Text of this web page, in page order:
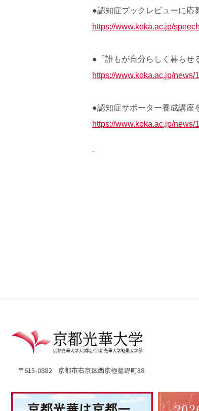
●認知症ブックレビューに応
https://www.koka.ac.jp/
●「誰もが自分らしく暮らせ
https://www.koka.ac.jp/news/
●認知症サポーター養成講座
https://www.koka.ac.jp/news/
〒615-0882 京都市右京区西京極葛野町38